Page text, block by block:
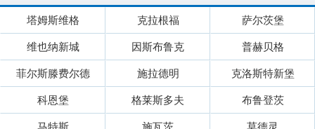
塔姆斯维格 克拉根福 萨尔茨堡
维也纳新城 因斯布鲁克 普赫贝格
菲尔斯滕费尔德 施拉德明 克洛斯特新堡
科恩堡 格莱斯多夫 布鲁登茨
马特斯 施瓦茨 莫德灵